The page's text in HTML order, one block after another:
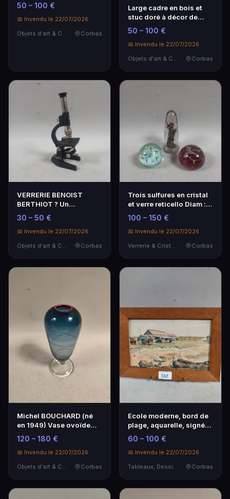
50 – 100 €
📅 Invendu le 22/07/2026
Objets d'art & Curiosités
Corbas
Large cadre en bois et
stuc doré à décor de
riches rinceaux …
50 – 100 €
📅 Invendu le 22/07/2026
Objets d'art & Curiosités
Corbas
VERRERIE BENOIST
BERTHIOT ? Un
microscope monoculaire
de voy…
30 – 50 €
📅 Invendu le 22/07/2026
Objets d'art & Curiosités
Corbas
Trois sulfures en cristal
et verre reticello Diam :
8, 9 cm …
100 – 150 €
📅 Invendu le 22/07/2026
Verrerie & Cristallerie
Corbas
Michel BOUCHARD (né
en 1949) Vase ovoïde
sur piédouche.
120 – 180 €
📅 Invendu le 22/07/2026
Objets d'art & Curiosités
Corbas
Ecole moderne, bord de
plage, aquarelle, signée
en bas à dro…
60 – 100 €
📅 Invendu le 22/07/2026
Tableaux, Dessins & Estampes
Corbas